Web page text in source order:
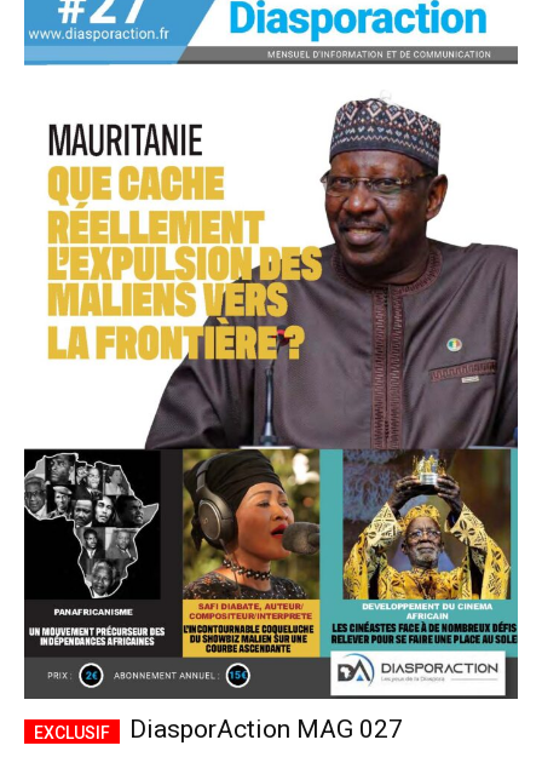
DiasporAction MAG 027